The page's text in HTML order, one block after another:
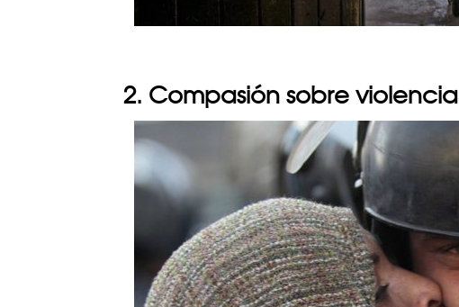
2. Compasión sobre violencia